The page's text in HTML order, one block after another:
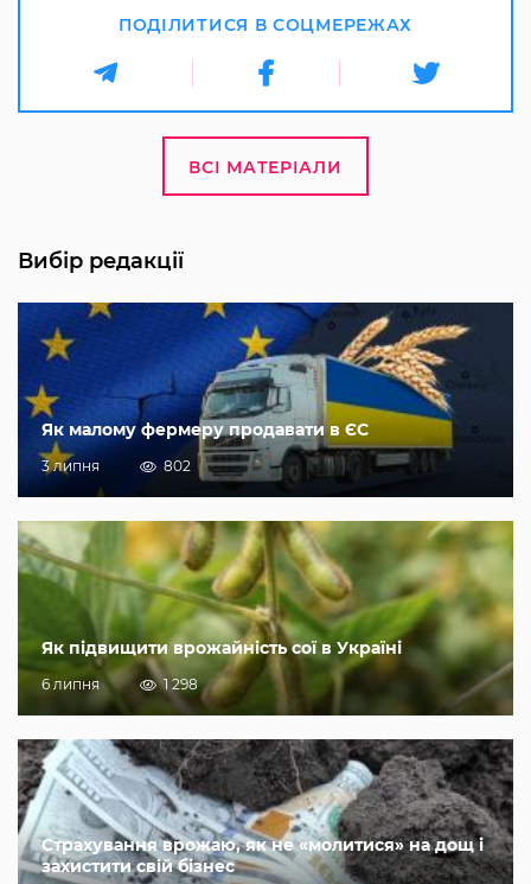
ПОДІЛИТИСЯ В СОЦМЕРЕЖАХ
ВСІ МАТЕРІАЛИ
Вибір редакції
Як малому фермеру продавати в ЄС
3 липня 802
Як підвищити врожайність сої в Україні
6 липня 1 298
Страхування врожаю, як не «молитися» на дощ і
захистити свій бізнес